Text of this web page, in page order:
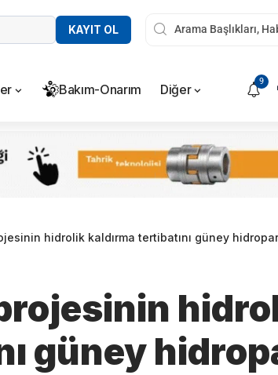
KAYIT OL
Bakım-Onarım Diğer
9
hidrolik kaldırma tertibatını güney hidropar
güney